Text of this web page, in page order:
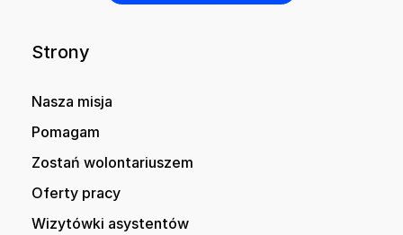
Strony
Nasza misja
Pomagam
Zostań wolontariuszem
Oferty pracy
Wizytówki asystentów